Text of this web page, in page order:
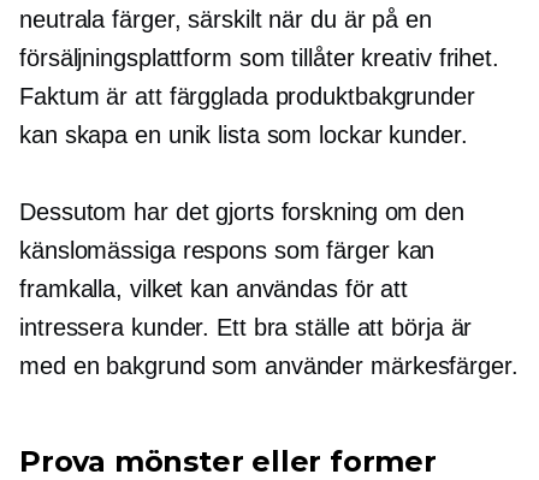
neutrala färger, särskilt när du är på en
försäljningsplattform som tillåter kreativ frihet.
Faktum är att färgglada produktbakgrunder
kan skapa en unik lista som lockar kunder.
Dessutom har det gjorts forskning om den
känslomässiga respons som färger kan
framkalla, vilket kan användas för att
intressera kunder. Ett bra ställe att börja är
med en bakgrund som använder märkesfärger.
Prova mönster eller former